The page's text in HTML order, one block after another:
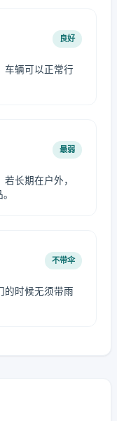
良好
车辆可以正常行
最弱
长期在户外，
不带伞
的时候无须带雨